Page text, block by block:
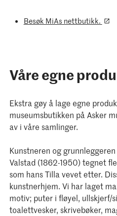
Besøk MiAs nettbutikk.
Våre egne
Ekstra gøy å lage egne
museumsbutikken på Asker
av i våre samlinger.
Kunstneren og
Valstad (1862-1950) tegnet
som hans Tilla vevet etter.
kunstnerhjem. Vi har laget
motiv; puter i fløyel, ullskjerf/
toalettvesker, skrivebøker,